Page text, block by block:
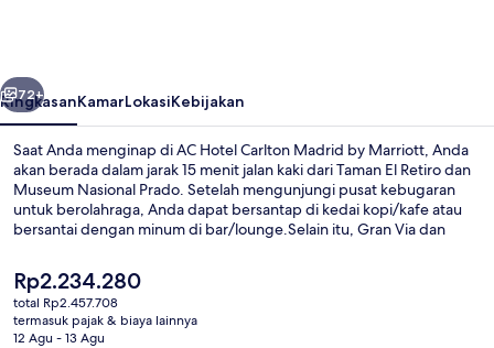
Marriott
Berikutnya
72+
RingkasanKamarLokasiKebijakan
Saat Anda menginap di AC Hotel Carlton Madrid by Marriott, Anda
akan berada dalam jarak 15 menit jalan kaki dari Taman El Retiro dan
Museum Nasional Prado. Setelah mengunjungi pusat kebugaran
untuk berolahraga, Anda dapat bersantap di kedai kopi/kafe atau
bersantai dengan minum di bar/lounge.Selain itu, Gran Via dan
menyukai staf dan kondisi keseluruhan. Properti ini berada dekat
dengan transportasi umum: Stasiun Palos de la Frontera berjarak 3
menit dan Estación del Arte berjarak 6 menit.
Harga
saat
ini
Rp2.234.280
Rp2.234.280
total Rp2.457.708
termasuk pajak & biaya lainnya
12 Agu - 13 Agu